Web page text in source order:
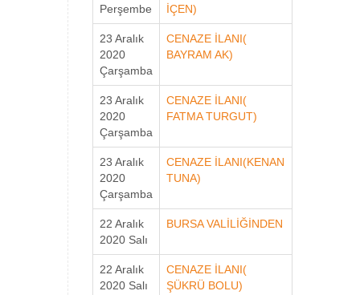
Perşembe
İÇEN)
23 Aralık
2020
Çarşamba
CENAZE İLANI(
BAYRAM AK)
23 Aralık
2020
Çarşamba
CENAZE İLANI(
FATMA TURGUT)
23 Aralık
2020
Çarşamba
CENAZE İLANI(KENAN
TUNA)
22 Aralık
2020 Salı
BURSA VALİLİĞİNDEN
22 Aralık
2020 Salı
CENAZE İLANI(
ŞÜKRÜ BOLU)